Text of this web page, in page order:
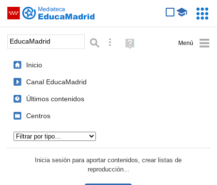
Saltar navegación
Palabra o frase: Búsqueda avanzada
Ayuda
(en
Inicio
Canal EducaMadrid
Últimos contenidos
Centros
Inicia sesión para aportar contenidos, crear listas de
reproducción...